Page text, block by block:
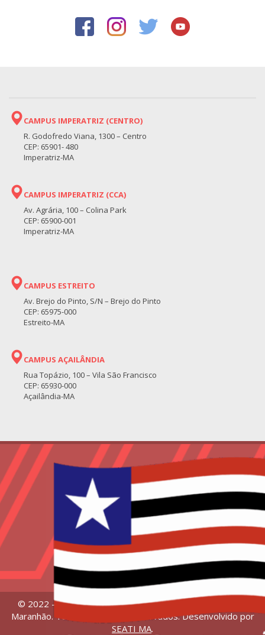
CAMPUS IMPERATRIZ (CENTRO)
R. Godofredo Viana, 1300 – Centro
CEP: 65901- 480
Imperatriz-MA
CAMPUS IMPERATRIZ (CCA)
Av. Agrária, 100 – Colina Park
CEP: 65900-001
Imperatriz-MA
CAMPUS ESTREITO
Av. Brejo do Pinto, S/N – Brejo do Pinto
CEP: 65975-000
Estreito-MA
CAMPUS AÇAILÂNDIA
Rua Topázio, 100 – Vila São Francisco
CEP: 65930-000
Açailândia-MA
© 2022 – Universidade Estadual da Região Tocantina do
Maranhão. Todos os direitos reservados. Desenvolvido por
SEATI MA.